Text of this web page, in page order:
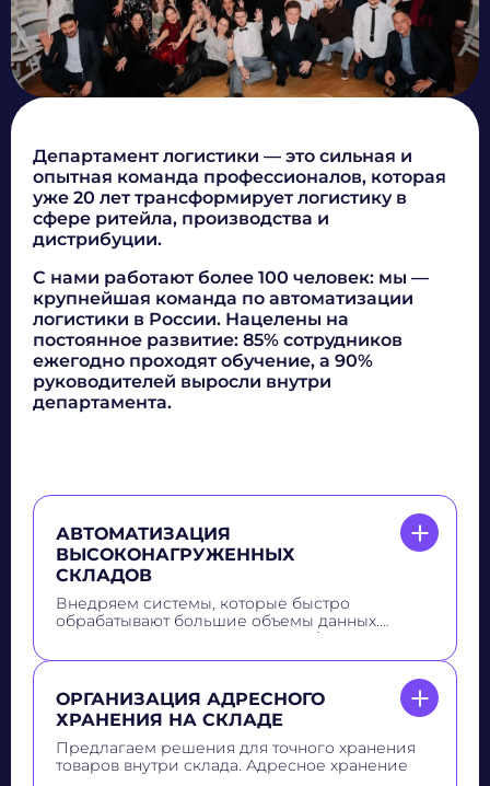
Департамент логистики — это сильная и
опытная команда профессионалов, которая
уже 20 лет трансформирует логистику в
сфере ритейла, производства и
дистрибуции.
С нами работают более 100 человек: мы —
крупнейшая команда по автоматизации
логистики в России. Нацелены на
постоянное развитие: 85% сотрудников
ежегодно проходят обучение, а 90%
руководителей выросли внутри
департамента.
АВТОМАТИЗАЦИЯ
ВЫСОКОНАГРУЖЕННЫХ
СКЛАДОВ
Внедряем системы, которые быстро
обрабатывают большие объемы данных.
Помогаем клиентам ускорить сборку заказов
и уменьшать вероятность ошибки
ОРГАНИЗАЦИЯ АДРЕСНОГО
ХРАНЕНИЯ НА СКЛАДЕ
Предлагаем решения для точного хранения
товаров внутри склада. Адресное хранение
илиприкрепите файл(DOC, DOCX, PDF, не более 5 МБ)
Даюсогласиена обработку персональных данных
Политика обработки персональных данных
Ясогласенна получение рекламно-информационных
рассылок
Oтправить
Благодарим за заявку!
Не волнуйтесь, если пропустите звонок, мы
обязательноперезвоним еще раз!